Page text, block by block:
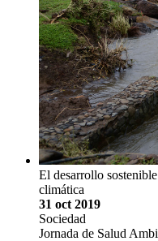
El desarrollo
climática
31 oct 2019
Sociedad
Jornada de Salud